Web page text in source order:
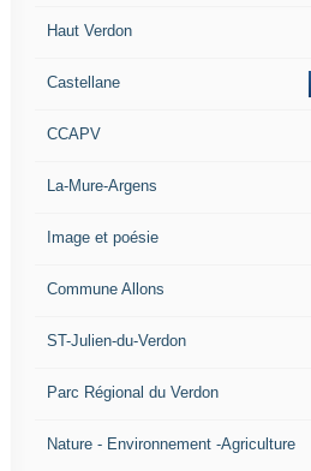
Haut Verdon
Castellane
CCAPV
La-Mure-Argens
Image et poésie
Commune Allons
ST-Julien-du-Verdon
Parc Régional du Verdon
Nature - Environnement -Agriculture